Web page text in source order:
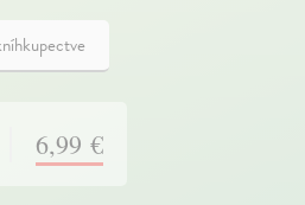
6,99 €